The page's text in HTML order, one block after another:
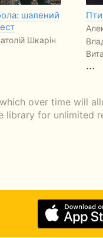
шалений
Шкарін
...
over time will
for unlimited